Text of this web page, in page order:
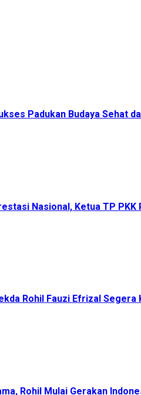
Padukan Budaya Sehat
Nasional, Ketua TP
Rohil Fauzi Efrizal Segera
Rohil Mulai Gerakan